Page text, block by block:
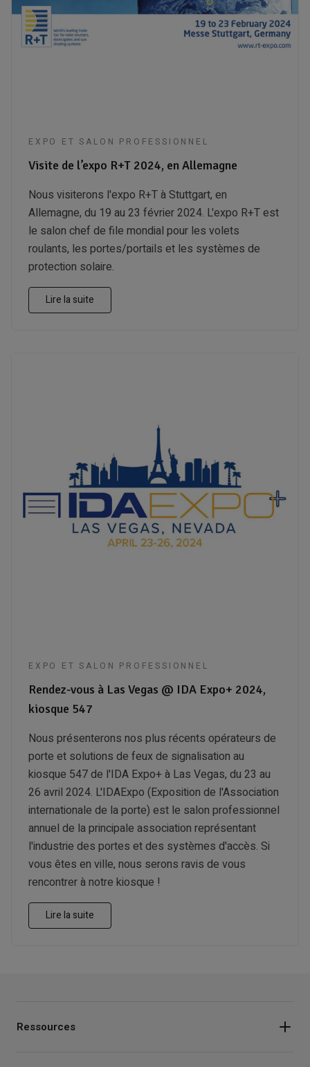
EXPO ET SALON PROFESSIONNEL
Visite de l’expo R+T 2024, en Allemagne
Nous visiterons l'expo R+T à Stuttgart, en
Allemagne, du 19 au 23 février 2024. L'expo R+T est
le salon chef de file mondial pour les volets
roulants, les portes/portails et les systèmes de
protection solaire.
Lire la suite
EXPO ET SALON PROFESSIONNEL
Rendez-vous à Las Vegas @ IDA Expo+ 2024,
kiosque 547
Nous présenterons nos plus récents opérateurs de
porte et solutions de feux de signalisation au
kiosque 547 de l'IDA Expo+ à Las Vegas, du 23 au
26 avril 2024. L'IDAExpo (Exposition de l'Association
internationale de la porte) est le salon professionnel
annuel de la principale association représentant
l'industrie des portes et des systèmes d'accès. Si
vous êtes en ville, nous serons ravis de vous
rencontrer à notre kiosque !
Lire la suite
Ressources